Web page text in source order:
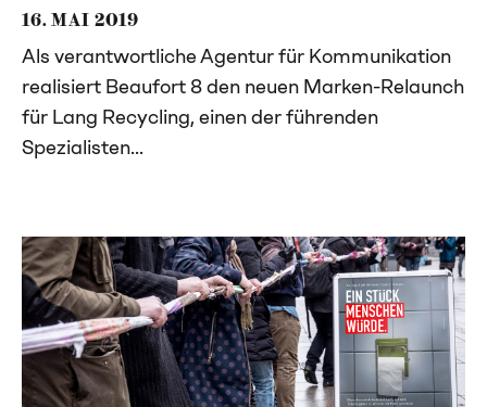
16. MAI 2019
Als verantwortliche Agentur für Kommunikation
realisiert Beaufort 8 den neuen Marken-Relaunch
für Lang Recycling, einen der führenden
Spezialisten...